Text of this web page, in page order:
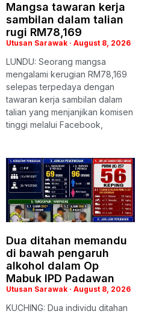
Mangsa tawaran kerja
sambilan dalam talian
rugi RM78,169
Utusan Sarawak August 8, 2026
LUNDU: Seorang mangsa
mengalami kerugian RM78,169
selepas terpedaya dengan
tawaran kerja sambilan dalam
talian yang menjanjikan komisen
tinggi melalui Facebook,
Dua ditahan memandu
di bawah pengaruh
alkohol dalam Op
Mabuk IPD Padawan
Utusan Sarawak August 8, 2026
KUCHING: Dua individu ditahan